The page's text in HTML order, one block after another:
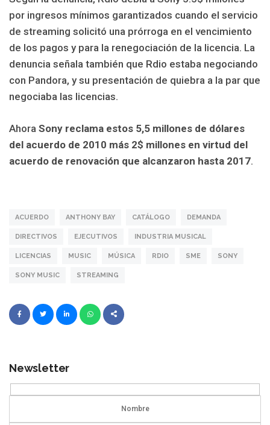
por ingresos mínimos garantizados cuando el servicio
de streaming solicitó una prórroga en el vencimiento
de los pagos y para la renegociación de la licencia. La
denuncia señala también que Rdio estaba negociando
con Pandora, y su presentación de quiebra a la par que
negociaba las licencias.
Ahora Sony reclama estos 5,5 millones de dólares
del acuerdo de 2010 más 2$ millones en virtud del
acuerdo de renovación que alcanzaron hasta 2017.
ACUERDO ANTHONY BAY CATÁLOGO DEMANDA
DIRECTIVOS EJECUTIVOS INDUSTRIA MUSICAL
LICENCIAS MUSIC MÚSICA RDIO SME SONY
SONY MUSIC STREAMING
Newsletter